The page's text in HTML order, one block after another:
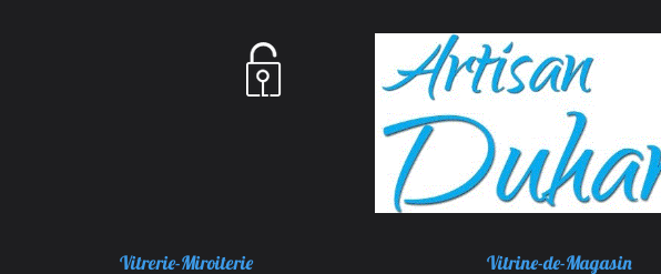
Vitrerie-Miroiterie Vitrine-de-Magasin